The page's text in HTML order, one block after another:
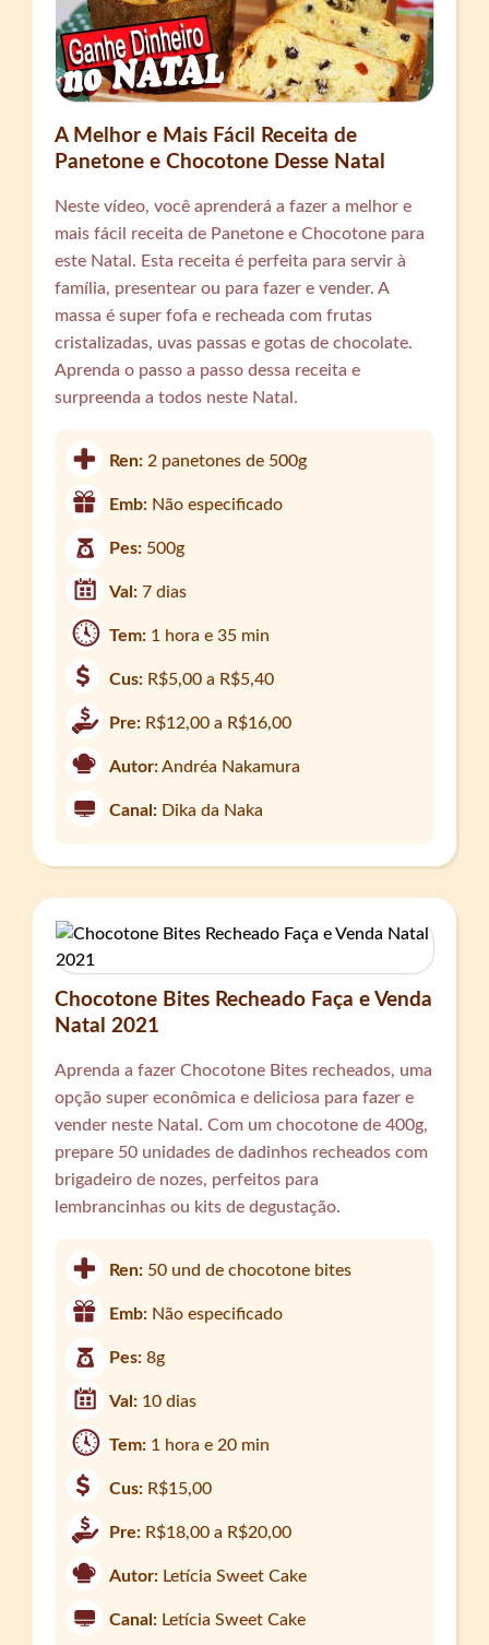
A Melhor e Mais Fácil Receita de
Panetone e Chocotone Desse Natal
Neste vídeo, você aprenderá a fazer a melhor e
mais fácil receita de Panetone e Chocotone para
este Natal. Esta receita é perfeita para servir à
família, presentear ou para fazer e vender. A
massa é super fofa e recheada com frutas
cristalizadas, uvas passas e gotas de chocolate.
Aprenda o passo a passo dessa receita e
surpreenda a todos neste Natal.
Ren: 2 panetones de 500g
Emb: Não especificado
Pes: 500g
Val:7 dias
Tem: 1 hora e 35 min
Cus: R$5,00 a R$5,40
Pre: R$12,00 a R$16,00
Autor:Andréa Nakamura
Canal: Dika da Naka
Chocotone Bites Recheado Faça e Venda
Natal 2021
Aprenda a fazer Chocotone Bites recheados, uma
opção super econômica e deliciosa para fazer e
vender neste Natal. Com um chocotone de 400g,
prepare 50 unidades de dadinhos recheados com
brigadeiro de nozes, perfeitos para
lembrancinhas ou kits de degustação.
Ren: 50 und de chocotone bites
Emb: Não especificado
Pes:8g
Val: 10 dias
Tem: 1 hora e 20 min
Cus: R$15,00
Pre: R$18,00 a R$20,00
Autor: Letícia Sweet Cake
Canal: Letícia Sweet Cake